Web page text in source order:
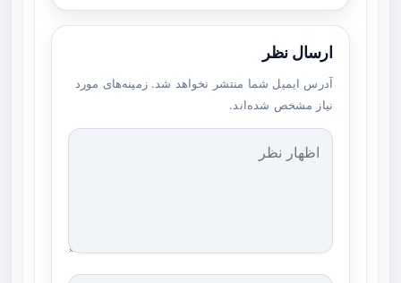
ارسال نظر
آدرس ایمیل شما منتشر نخواهد شد. زمینه‌های مورد
نیاز مشخص شده‌اند.